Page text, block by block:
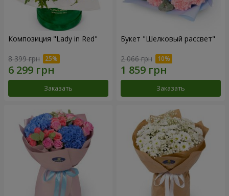
Композиция "Lady in Red"
8 399 грн
Заказать
Букет "Шелковый рассвет"
2 066 грн
Заказать